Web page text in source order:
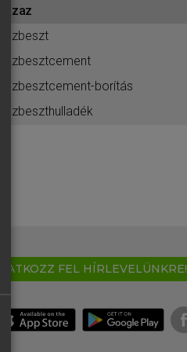
azaz
azbeszt
azbesztcement
azbesztcement-borítás
azbeszthulladék
IRATKOZZ FEL HÍRLEVELÜNKRE!